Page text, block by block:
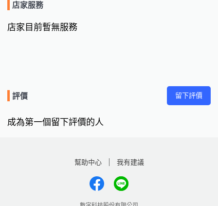
店家服務
店家目前暫無服務
評價 留下評價
成為第一個留下評價的人
幫助中心 我有建議